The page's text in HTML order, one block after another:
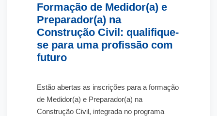
Formação de Medidor(a) e
Preparador(a) na
Construção Civil: qualifique-
se para uma profissão com
futuro
Estão abertas as inscrições para a formação
de Medidor(a) e Preparador(a) na
Construção Civil, integrada no programa